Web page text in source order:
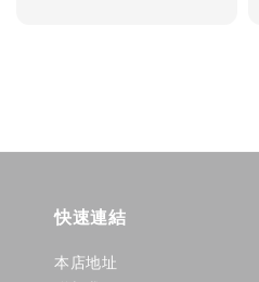
快速連結
本店地址